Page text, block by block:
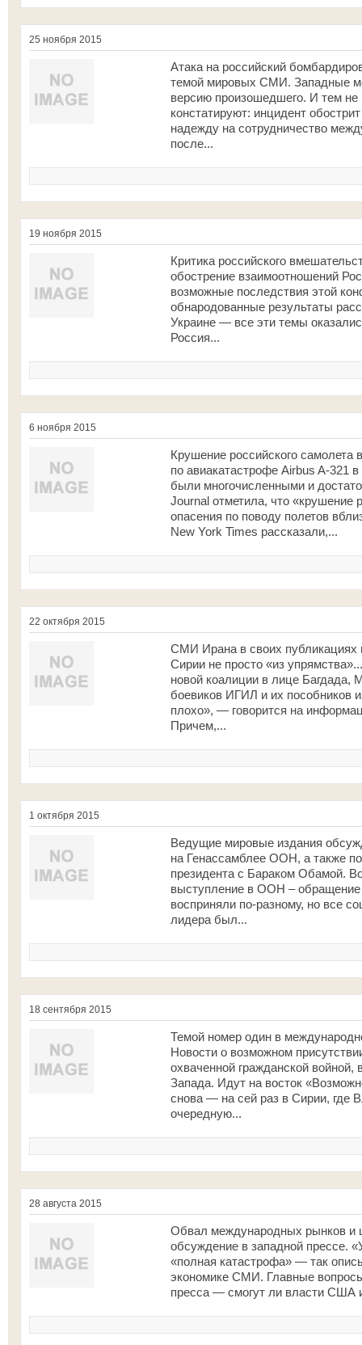
25 ноября 2015
Атака на российский
темой мировых СМИ. Западные
версию произошедшего. И тем
констатируют: инцидент
надежду на сотрудничество
после...
19 ноября 2015
Критика российского
обострение взаимоотношений
возможные последствия этой
обнародованные результаты
Украине — все эти темы
Россия...
6 ноября 2015
Крушение российского самолета
по авиакатастрофе Airbus A-321
были многочисленными и
Journal отметила, что «крушение
опасения по поводу полетов
New York Times рассказали,...
22 октября 2015
СМИ Ирана в своих публикациях
Сирии не просто «из
новой коалиции в лице Багдада,
боевиков ИГИЛ и их пособников
плохо», — говорится на
Причем,...
1 октября 2015
Ведущие мировые издания
на Генассамблее ООН, а также
президента с Бараком Обамой.
выступление в ООН –
восприняли по-разному, но все
лидера был...
18 сентября 2015
Темой номер один в
Новости о возможном
охваченной гражданской
Запада. Идут на восток
снова — на сей раз в Сирии, где
очередную...
28 августа 2015
Обвал международных рынков и
обсуждение в западной прессе.
«полная катастрофа» — так
экономике СМИ. Главные
пресса — смогут ли власти США